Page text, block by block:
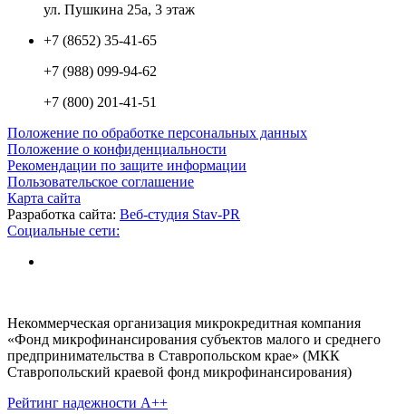
ул. Пушкина 25а, 3 этаж
+7 (8652) 35-41-65
+7 (988) 099-94-62
+7 (800) 201-41-51
Положение по обработке персональных данных
Положение о конфиденциальности
Рекомендации по защите информации
Пользовательское соглашение
Карта сайта
Разработка сайта: Веб-студия Stav-PR
Социальные сети:
Некоммерческая организация микрокредитная компания
«Фонд микрофинансирования субъектов малого и среднего
предпринимательства в Ставропольском крае» (МКК
Ставропольский краевой фонд микрофинансирования)
Рейтинг надежности A++